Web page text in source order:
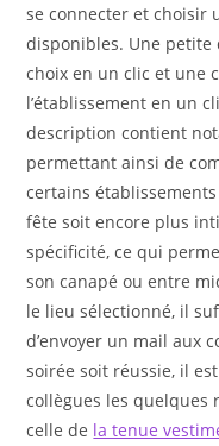
se connecter et choisir
disponibles. Une
choix en un clic et une
l’établissement en un
description contient
permettant ainsi de
certains
fête soit encore plus
spécificité, ce qui
son canapé ou entre
le lieu sélectionné, il
d’envoyer un mail aux
soirée soit réussie, il
collègues les quelques
celle de la tenue